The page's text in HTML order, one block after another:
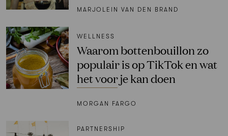
MARJOLEIN VAN DEN BRAND
WELLNESS
Waarom bottenbouillon zo
populair is op TikTok en wat
het voor je kan doen
MORGAN FARGO
PARTNERSHIP